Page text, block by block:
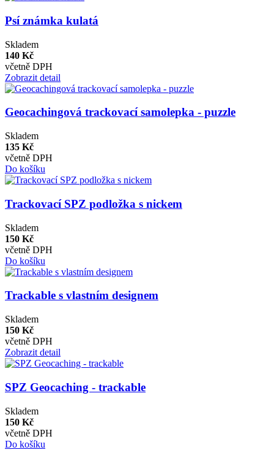
Psí známka kulatá
Skladem
140 Kč
včetně DPH
Zobrazit detail
Geocachingová trackovací samolepka - puzzle
Skladem
135 Kč
včetně DPH
Do košíku
Trackovací SPZ podložka s nickem
Skladem
150 Kč
včetně DPH
Do košíku
Trackable s vlastním designem
Skladem
150 Kč
včetně DPH
Zobrazit detail
SPZ Geocaching - trackable
Skladem
150 Kč
včetně DPH
Do košíku